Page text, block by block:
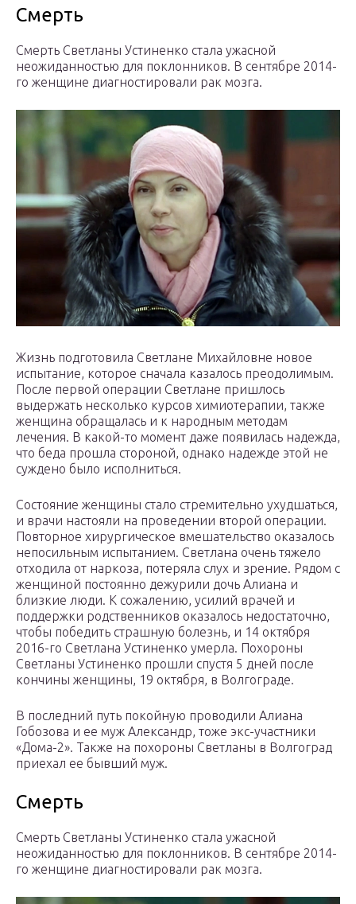
Смерть
Смерть Светланы Устиненко стала ужасной
неожиданностью для поклонников. В сентябре 2014-
го женщине диагностировали рак мозга.
Жизнь подготовила Светлане Михайловне новое
испытание, которое сначала казалось преодолимым.
После первой операции Светлане пришлось
выдержать несколько курсов химиотерапии, также
женщина обращалась и к народным методам
лечения. В какой-то момент даже появилась надежда,
что беда прошла стороной, однако надежде этой не
суждено было исполниться.
Состояние женщины стало стремительно ухудшаться,
и врачи настояли на проведении второй операции.
Повторное хирургическое вмешательство оказалось
непосильным испытанием. Светлана очень тяжело
отходила от наркоза, потеряла слух и зрение. Рядом с
женщиной постоянно дежурили дочь Алиана и
близкие люди. К сожалению, усилий врачей и
поддержки родственников оказалось недостаточно,
чтобы победить страшную болезнь, и 14 октября
2016-го Светлана Устиненко умерла. Похороны
Светланы Устиненко прошли спустя 5 дней после
кончины женщины, 19 октября, в Волгограде.
В последний путь покойную проводили Алиана
Гобозова и ее муж Александр, тоже экс-участники
«Дома-2». Также на похороны Светланы в Волгоград
приехал ее бывший муж.
Смерть
Смерть Светланы Устиненко стала ужасной
неожиданностью для поклонников. В сентябре 2014-
го женщине диагностировали рак мозга.